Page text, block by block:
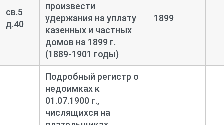
св.5
д.40
произвести
удержания на уплату
казенных и частных
домов на 1899 г.
(1889-1901 годы)
1899
Подробный регистр о
недоимках к
01.07.1900 г.,
числящихся на